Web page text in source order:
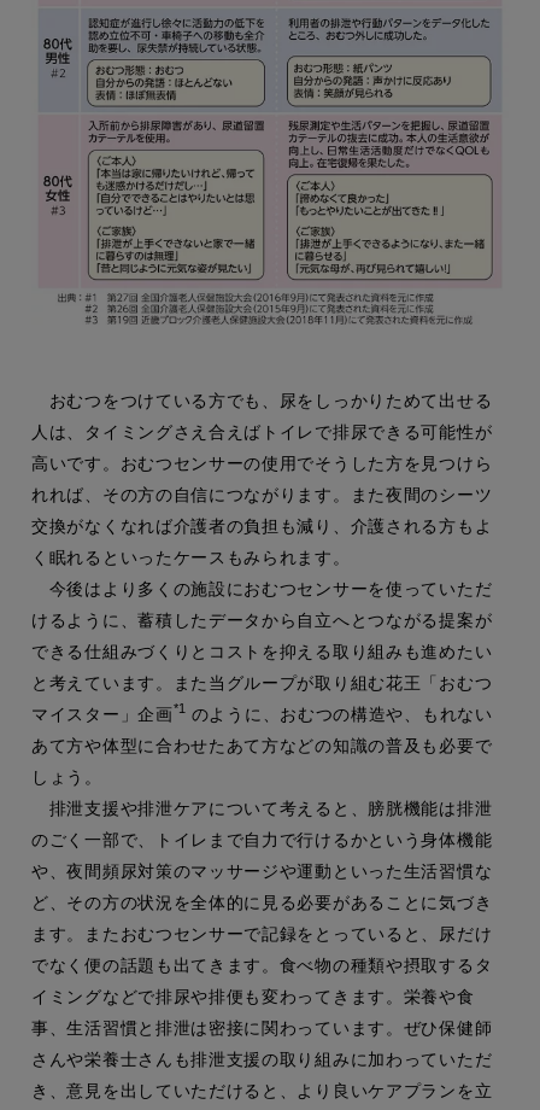
おむつをつけている方でも、尿をしっかりためて出せる
人は、タイミングさえ合えばトイレで排尿できる可能性が
高いです。おむつセンサーの使用でそうした方を見つけら
れれば、その方の自信につながります。また夜間のシーツ
交換がなくなれば介護者の負担も減り、介護される方もよ
く眠れるといったケースもみられます。
今後はより多くの施設におむつセンサーを使っていただ
けるように、蓄積したデータから自立へとつながる提案が
できる仕組みづくりとコストを抑える取り組みも進めたい
と考えています。また当グループが取り組む花王「おむつ
マイスター」企画*1 のように、おむつの構造や、もれない
あて方や体型に合わせたあて方などの知識の普及も必要で
しょう。
排泄支援や排泄ケアについて考えると、膀胱機能は排泄
のごく一部で、トイレまで自力で行けるかという身体機能
や、夜間頻尿対策のマッサージや運動といった生活習慣な
ど、その方の状況を全体的に見る必要があることに気づき
ます。またおむつセンサーで記録をとっていると、尿だけ
でなく便の話題も出てきます。食べ物の種類や摂取するタ
イミングなどで排尿や排便も変わってきます。栄養や食
事、生活習慣と排泄は密接に関わっています。ぜひ保健師
さんや栄養士さんも排泄支援の取り組みに加わっていただ
き、意見を出していただけると、より良いケアプランを立